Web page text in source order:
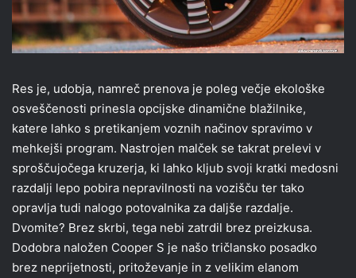
Res je, udobja, namreč prenova je poleg večje ekološke
osveščenosti prinesla opcijske dinamične blažilnike,
katere lahko s pretikanjem voznih načinov spravimo v
mehkejši program. Nastrojen malček se takrat prelevi v
sproščujočega kruzerja, ki lahko kljub svoji kratki medosni
razdalji lepo pobira nepravilnosti na vozišču ter tako
opravlja tudi nalogo potovalnika za daljše razdalje.
Dvomite? Brez skrbi, tega nebi zatrdil brez preizkusa.
Dodobra naložen Cooper S je našo tričlansko posadko
brez neprijetnosti, pritoževanje in z velikim elanom